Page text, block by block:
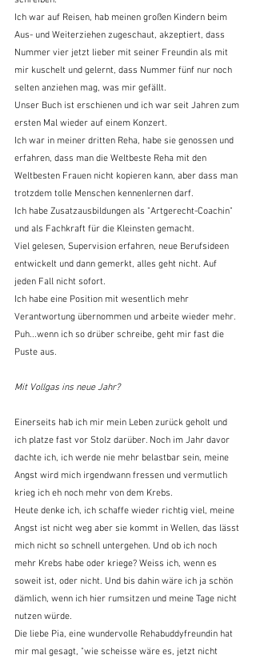
Ich war auf Reisen, hab meinen großen Kindern beim
Aus- und Weiterziehen zugeschaut, akzeptiert, dass
Nummer vier jetzt lieber mit seiner Freundin als mit
mir kuschelt und gelernt, dass Nummer fünf nur noch
selten anziehen mag, was mir gefällt.
Unser Buch ist erschienen und ich war seit Jahren zum
ersten Mal wieder auf einem Konzert.
Ich war in meiner dritten Reha, habe sie genossen und
erfahren, dass man die Weltbeste Reha mit den
Weltbesten Frauen nicht kopieren kann, aber dass man
trotzdem tolle Menschen kennenlernen darf.
Ich habe Zusatzausbildungen als "Artgerecht-Coachin"
und als Fachkraft für die Kleinsten gemacht.
Viel gelesen, Supervision erfahren, neue Berufsideen
entwickelt und dann gemerkt, alles geht nicht. Auf
jeden Fall nicht sofort.
Ich habe eine Position mit wesentlich mehr
Verantwortung übernommen und arbeite wieder mehr.
Puh...wenn ich so drüber schreibe, geht mir fast die
Puste aus.
Mit Vollgas ins neue Jahr?
Einerseits hab ich mir mein Leben zurück geholt und
ich platze fast vor Stolz darüber. Noch im Jahr davor
dachte ich, ich werde nie mehr belastbar sein, meine
Angst wird mich irgendwann fressen und vermutlich
krieg ich eh noch mehr von dem Krebs.
Heute denke ich, ich schaffe wieder richtig viel, meine
Angst ist nicht weg aber sie kommt in Wellen, das lässt
mich nicht so schnell untergehen. Und ob ich noch
mehr Krebs habe oder kriege? Weiss ich, wenn es
soweit ist, oder nicht. Und bis dahin wäre ich ja schön
dämlich, wenn ich hier rumsitzen und meine Tage nicht
nutzen würde.
Die liebe Pia, eine wundervolle Rehabuddyfreundin hat
mir mal gesagt, "wie scheisse wäre es, jetzt nicht